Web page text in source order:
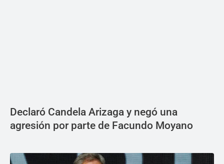
Declaró Candela Arizaga y negó una
agresión por parte de Facundo Moyano